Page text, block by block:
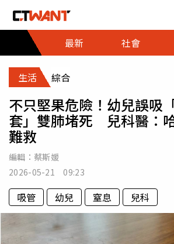
最新
社會
生活 綜合
不只堅果危險！幼兒誤吸
套」雙肺堵死 兒科醫：
難救
編輯： 蔡斯媛
2026-05-21 09:23
吸管 幼兒 窒息 兒科